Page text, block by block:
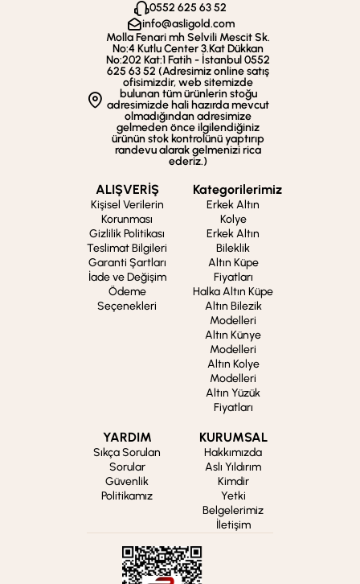
0552 625 63 52
info@asligold.com
Molla Fenari mh Selvili Mescit Sk.
No:4 Kutlu Center 3.Kat Dükkan
No:202 Kat:1 Fatih - İstanbul 0552
625 63 52 (Adresimiz online satış
ofisimizdir, web sitemizde
bulunan tüm ürünlerin stoğu
adresimizde hali hazırda mevcut
olmadığından adresimize
gelmeden önce ilgilendiğiniz
ürünün stok kontrolünü yaptırıp
randevu alarak gelmenizi rica
ederiz.)
ALIŞVERİŞ
Kişisel Verilerin
Korunması
Gizlilik Politikası
Teslimat Bilgileri
Garanti Şartları
İade ve Değişim
Ödeme
Seçenekleri
Kategorilerimiz
Erkek Altın
Kolye
Erkek Altın
Bileklik
Altın Küpe
Fiyatları
Halka Altın Küpe
Altın Bilezik
Modelleri
Altın Künye
Modelleri
Altın Kolye
Modelleri
Altın Yüzük
Fiyatları
YARDIM
Sıkça Sorulan
Sorular
Güvenlik
Politikamız
KURUMSAL
Hakkımızda
Aslı Yıldırım
Kimdir
Yetki
Belgelerimiz
İletişim